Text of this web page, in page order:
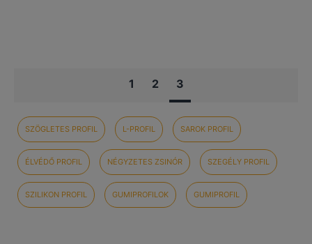
1 2 3
SZÖGLETES PROFIL L-PROFIL SAROK PROFIL
ÉLVÉDŐ PROFIL NÉGYZETES ZSINÓR SZEGÉLY PROFIL
SZILIKON PROFIL GUMIPROFILOK GUMIPROFIL